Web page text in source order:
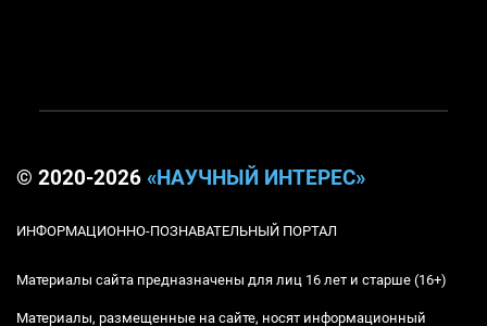
© 2020-2026 «НАУЧНЫЙ ИНТЕРЕС»
ИНФОРМАЦИОННО-ПОЗНАВАТЕЛЬНЫЙ ПОРТАЛ
Материалы сайта предназначены для лиц 16 лет и старше (16+)
Материалы, размещенные на сайте, носят информационный